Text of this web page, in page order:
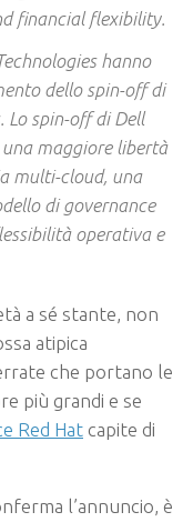
financial flexibility.
hanno
dello spin-off di
Lo spin-off di Dell
maggiore libertà
multi-cloud, una
di governance
operativa e
a sé stante, non
atipica
che portano le
più grandi e se
Red Hat capite di
l’annuncio, è